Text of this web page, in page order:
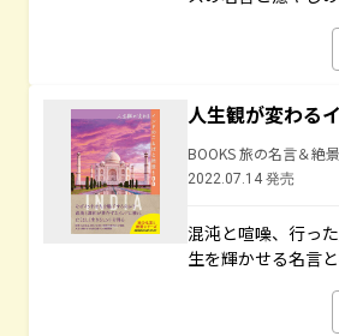
人生観が変わる
BOOKS 旅の名言＆絶景
2022.07.14 発売
混沌と喧噪、行っ
生を輝かせる名言